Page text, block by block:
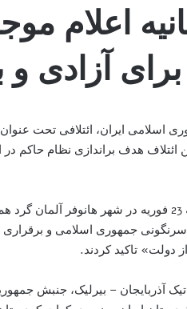
اعلام
آزادی و
ایران، ائتلافی تحت
هدف براندازی نظام حاکم در
این ده سازمان و حزب روز شنبه 23 فوریه در شهر
«سرنگونی جمهوری اسلامی و
دولت» تاکید کردند.
آذربايجان – بيرليک، جنبش